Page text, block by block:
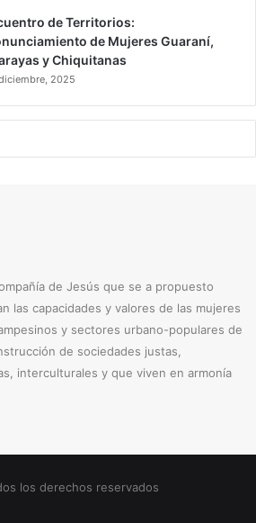
de Territorios:
de Mujeres Guaraní,
y Chiquitanas
2025
de Jesús que se a propuesto
las capacidades y valores de las mujeres
y sectores urbano-populares de
de sociedades justas,
interculturales y que viven en armonía
los derechos reservados